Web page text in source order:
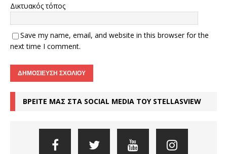
Δικτυακός τόπος
Save my name, email, and website in this browser for the
next time I comment.
ΒΡΕΙΤΕ ΜΑΣ ΣΤΑ SOCIAL MEDIA ΤΟΥ STELLASVIEW